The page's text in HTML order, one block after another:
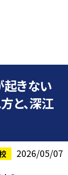
起きない
と、深江
2026/05/07